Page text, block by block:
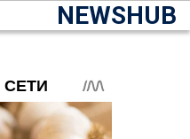
NEWSHUB